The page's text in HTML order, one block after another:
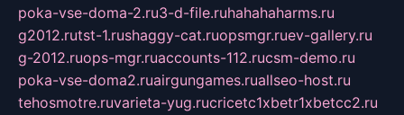
poka-vse-doma-2.ru3-d-file.ruhahahaharms.ru
g2012.rutst-1.rushaggy-cat.ruopsmgr.ruev-gallery.ru
g-2012.ruops-mgr.ruaccounts-112.rucsm-demo.ru
poka-vse-doma2.ruairgungames.ruallseo-host.ru
tehosmotre.ruvarieta-yug.rucricetc1xbetr1xbetcc2.ru